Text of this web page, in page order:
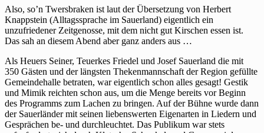
Also, so’n Twersbraken ist laut der Übersetzung von Herbert
Knappstein (Alltagssprache im Sauerland) eigentlich ein
unzufriedener Zeitgenosse, mit dem nicht gut Kirschen essen ist.
Das sah an diesem Abend aber ganz anders aus …
Als Heuers Seiner, Teuerkes Friedel und Josef Sauerland die mit
350 Gästen und der längsten Thekenmannschaft der Region gefüllte
Gemeindehalle betraten, war eigentlich schon alles gesagt! Gestik
und Mimik reichten schon aus, um die Menge bereits vor Beginn
des Programms zum Lachen zu bringen. Auf der Bühne wurde dann
der Sauerländer mit seinen liebenswerten Eigenarten in Liedern und
Gesprächen be- und durchleuchtet. Das Publikum war stets